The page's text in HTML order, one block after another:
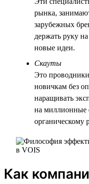
рынка,
зарубежных
держать руку
новые идеи.
Скауты
Это
новичкам без
наращивать
на миллионные
органическому
Как